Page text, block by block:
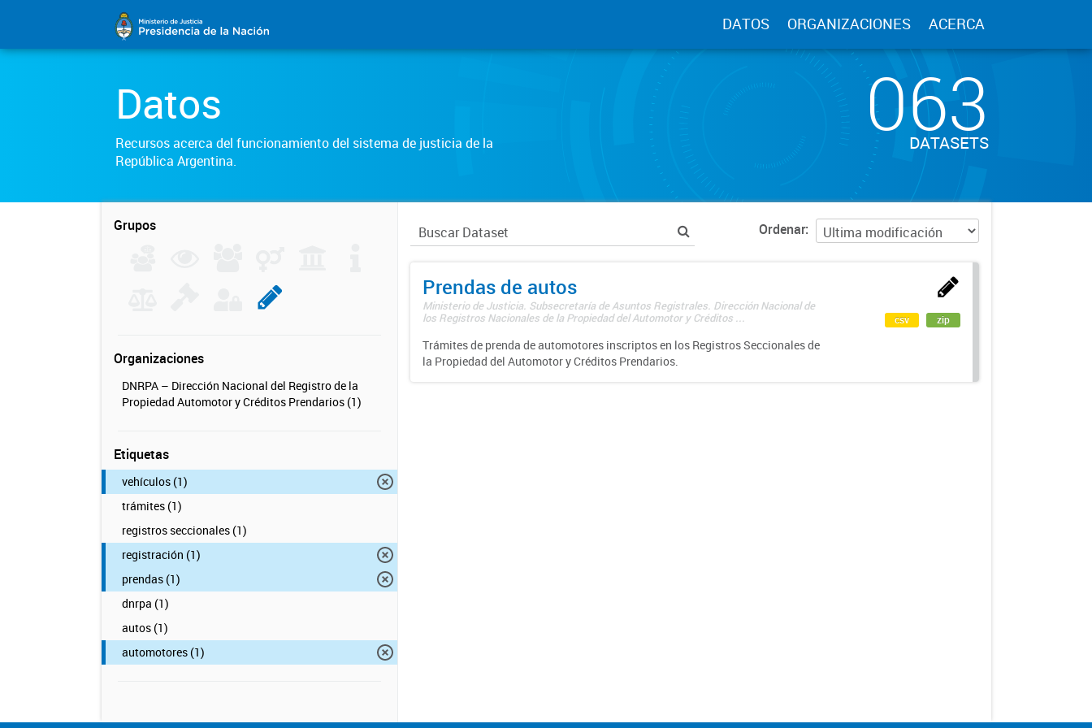
DATOS ORGANIZACIONES ACERCA
Datos
Recursos acerca del funcionamiento del sistema de justicia de la
República Argentina.
063
DATASETS
Grupos
Organizaciones
DNRPA – Dirección Nacional del Registro de la
Propiedad Automotor y Créditos Prendarios (1)
Etiquetas
vehículos (1)
trámites (1)
registros seccionales (1)
registración (1)
prendas (1)
dnrpa (1)
autos (1)
automotores (1)
Ordenar
Prendas de autos
Ministerio de Justicia. Subsecretaría de Asuntos Registrales. Dirección Nacional de
los Registros Nacionales de la Propiedad del Automotor y Créditos ...
Trámites de prenda de automotores inscriptos en los Registros Seccionales de
la Propiedad del Automotor y Créditos Prendarios.
csv zip